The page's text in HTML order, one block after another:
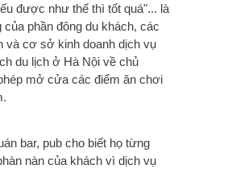
được như thế thì tốt quá"... là
của phần đông du khách, các
và cơ sở kinh doanh dịch vụ
du lịch ở Hà Nội về chủ
mở cửa các điểm ăn chơi
bar, pub cho biết họ từng
nàn của khách vì dịch vụ